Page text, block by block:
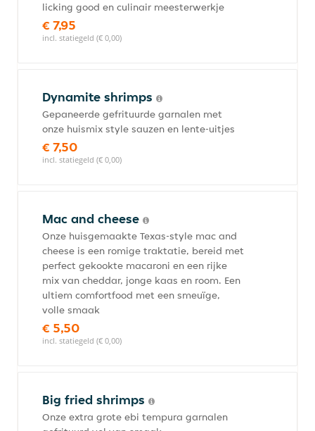
licking good en culinair meesterwerkje
€ 7,95
incl. statiegeld (€ 0,00)
Dynamite shrimps
Gepaneerde gefrituurde garnalen met
onze huismix style sauzen en lente-uitjes
€ 7,50
incl. statiegeld (€ 0,00)
Mac and cheese
Onze huisgemaakte Texas-style mac and
cheese is een romige traktatie, bereid met
perfect gekookte macaroni en een rijke
mix van cheddar, jonge kaas en room. Een
ultiem comfortfood met een smeuïge,
volle smaak
€ 5,50
incl. statiegeld (€ 0,00)
Big fried shrimps
Onze extra grote ebi tempura garnalen